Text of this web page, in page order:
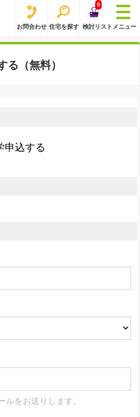
お問合わせ 住宅を探す
0
検討リスト メニュー
る（無料）
申込する
をお送りします。